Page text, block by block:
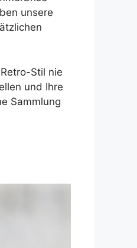
unsere
Stil nie
und Ihre
Sammlung